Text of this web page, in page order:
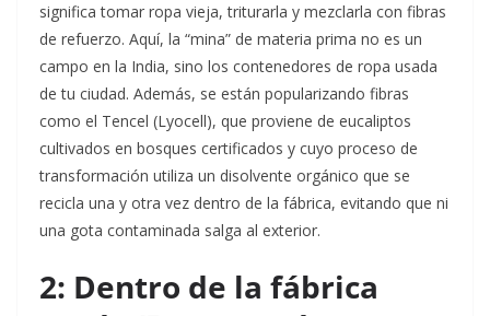
significa tomar ropa vieja, triturarla y mezclarla con fibras
de refuerzo. Aquí, la “mina” de materia prima no es un
campo en la India, sino los contenedores de ropa usada
de tu ciudad. Además, se están popularizando fibras
como el Tencel (Lyocell), que proviene de eucaliptos
cultivados en bosques certificados y cuyo proceso de
transformación utiliza un disolvente orgánico que se
recicla una y otra vez dentro de la fábrica, evitando que ni
una gota contaminada salga al exterior.
2: Dentro de la fábrica